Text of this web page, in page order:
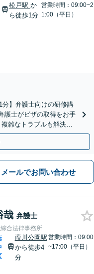
松戸駅 か
ら徒歩1分
営業時間：09:00~2
1:00（平日）
分】弁護士向けの研修講
護士がビザの取得をお手
雑なトラブルも解決。
です。
メールでお問い合わせ
哉 弁護士
合法律事務所
葭川公園駅
から徒歩4
分
営業時間：09:00
~17:00（平日）